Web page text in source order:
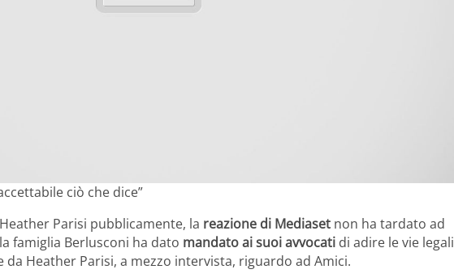
ciò che dice”
Parisi pubblicamente, la reazione di Mediaset non ha tardato ad
famiglia Berlusconi ha dato mandato ai suoi avvocati di adire le vie legali
Heather Parisi, a mezzo intervista, riguardo ad Amici.